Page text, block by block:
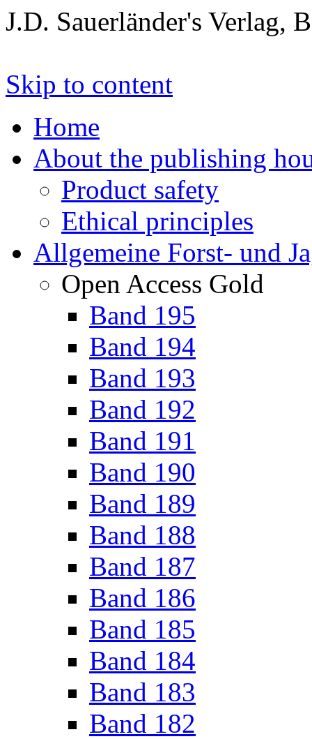
J.D. Sauerländer's Verlag,
Skip to content
Home
About the publishing
Product safety
Ethical principles
Allgemeine Forst- und
Open Access Gold
Band 195
Band 194
Band 193
Band 192
Band 191
Band 190
Band 189
Band 188
Band 187
Band 186
Band 185
Band 184
Band 183
Band 182